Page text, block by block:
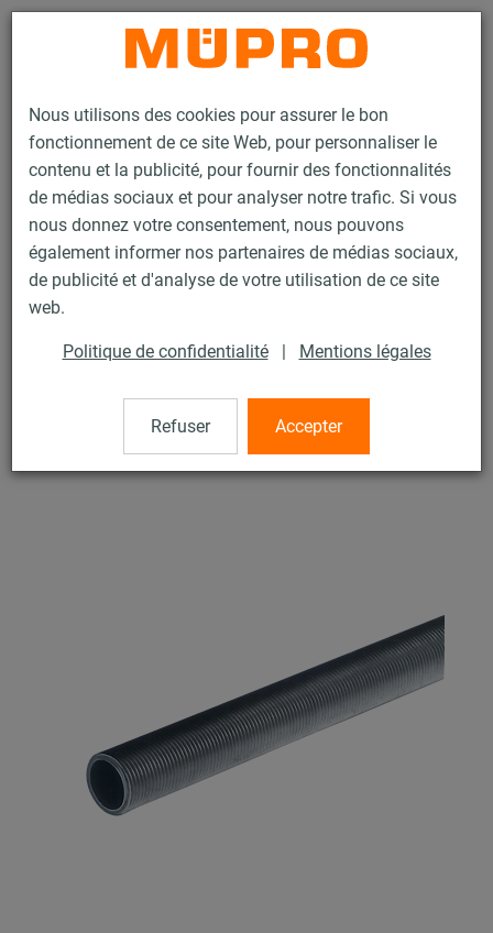
Nous utilisons des cookies pour assurer le bon
fonctionnement de ce site Web, pour personnaliser le
contenu et la publicité, pour fournir des fonctionnalités
de médias sociaux et pour analyser notre trafic. Si vous
nous donnez votre consentement, nous pouvons
également informer nos partenaires de médias sociaux,
de publicité et d'analyse de votre utilisation de ce site
web.
Politique de confidentialité | Mentions légales
Refuser Accepter
Contact
Produits Technique de fixation
Produits en inox
Accessoires de montage, inox
Tube fileté
Tube fileté
Tube fileté, 3/4", 1.000 mm, Inox 316